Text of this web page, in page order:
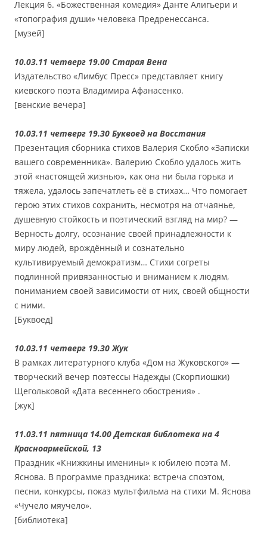
Лекция 6. «Божественная комедия» Данте Алигьери и
«топография души» человека Предренессанса.
[музей]
10.03.11 четверг 19.00 Старая Вена
Издательство «Лимбус Пресс» представляет книгу
киевского поэта Владимира Афанасенко.
[венские вечера]
10.03.11 четверг 19.30 Буквоед на Восстания
Презентация сборника стихов Валерия Скобло «Записки
вашего современника». Валерию Скобло удалось жить
этой «настоящей жизнью», как она ни была горька и
тяжела, удалось запечатлеть её в стихах… Что помогает
герою этих стихов сохранить, несмотря на отчаянье,
душевную стойкость и поэтический взгляд на мир? —
Верность долгу, осознание своей принадлежности к
миру людей, врождённый и сознательно
культивируемый демократизм… Стихи согреты
подлинной привязанностью и вниманием к людям,
пониманием своей зависимости от них, своей общности
с ними.
[Буквоед]
10.03.11 четверг 19.30 Жук
В рамках литературного клуба «Дом на Жуковского» —
творческий вечер поэтессы Надежды (Скорпиошки)
Щегольковой «Дата весеннего обострения» .
[жук]
11.03.11 пятница 14.00 Детская библотека на 4
Красноармейской, 13
Праздник «Книжкины именины» к юбилею поэта М.
Яснова. В программе праздника: встреча споэтом,
песни, конкурсы, показ мультфильма на стихи М. Яснова
«Чучело мяучело».
[библиотека]